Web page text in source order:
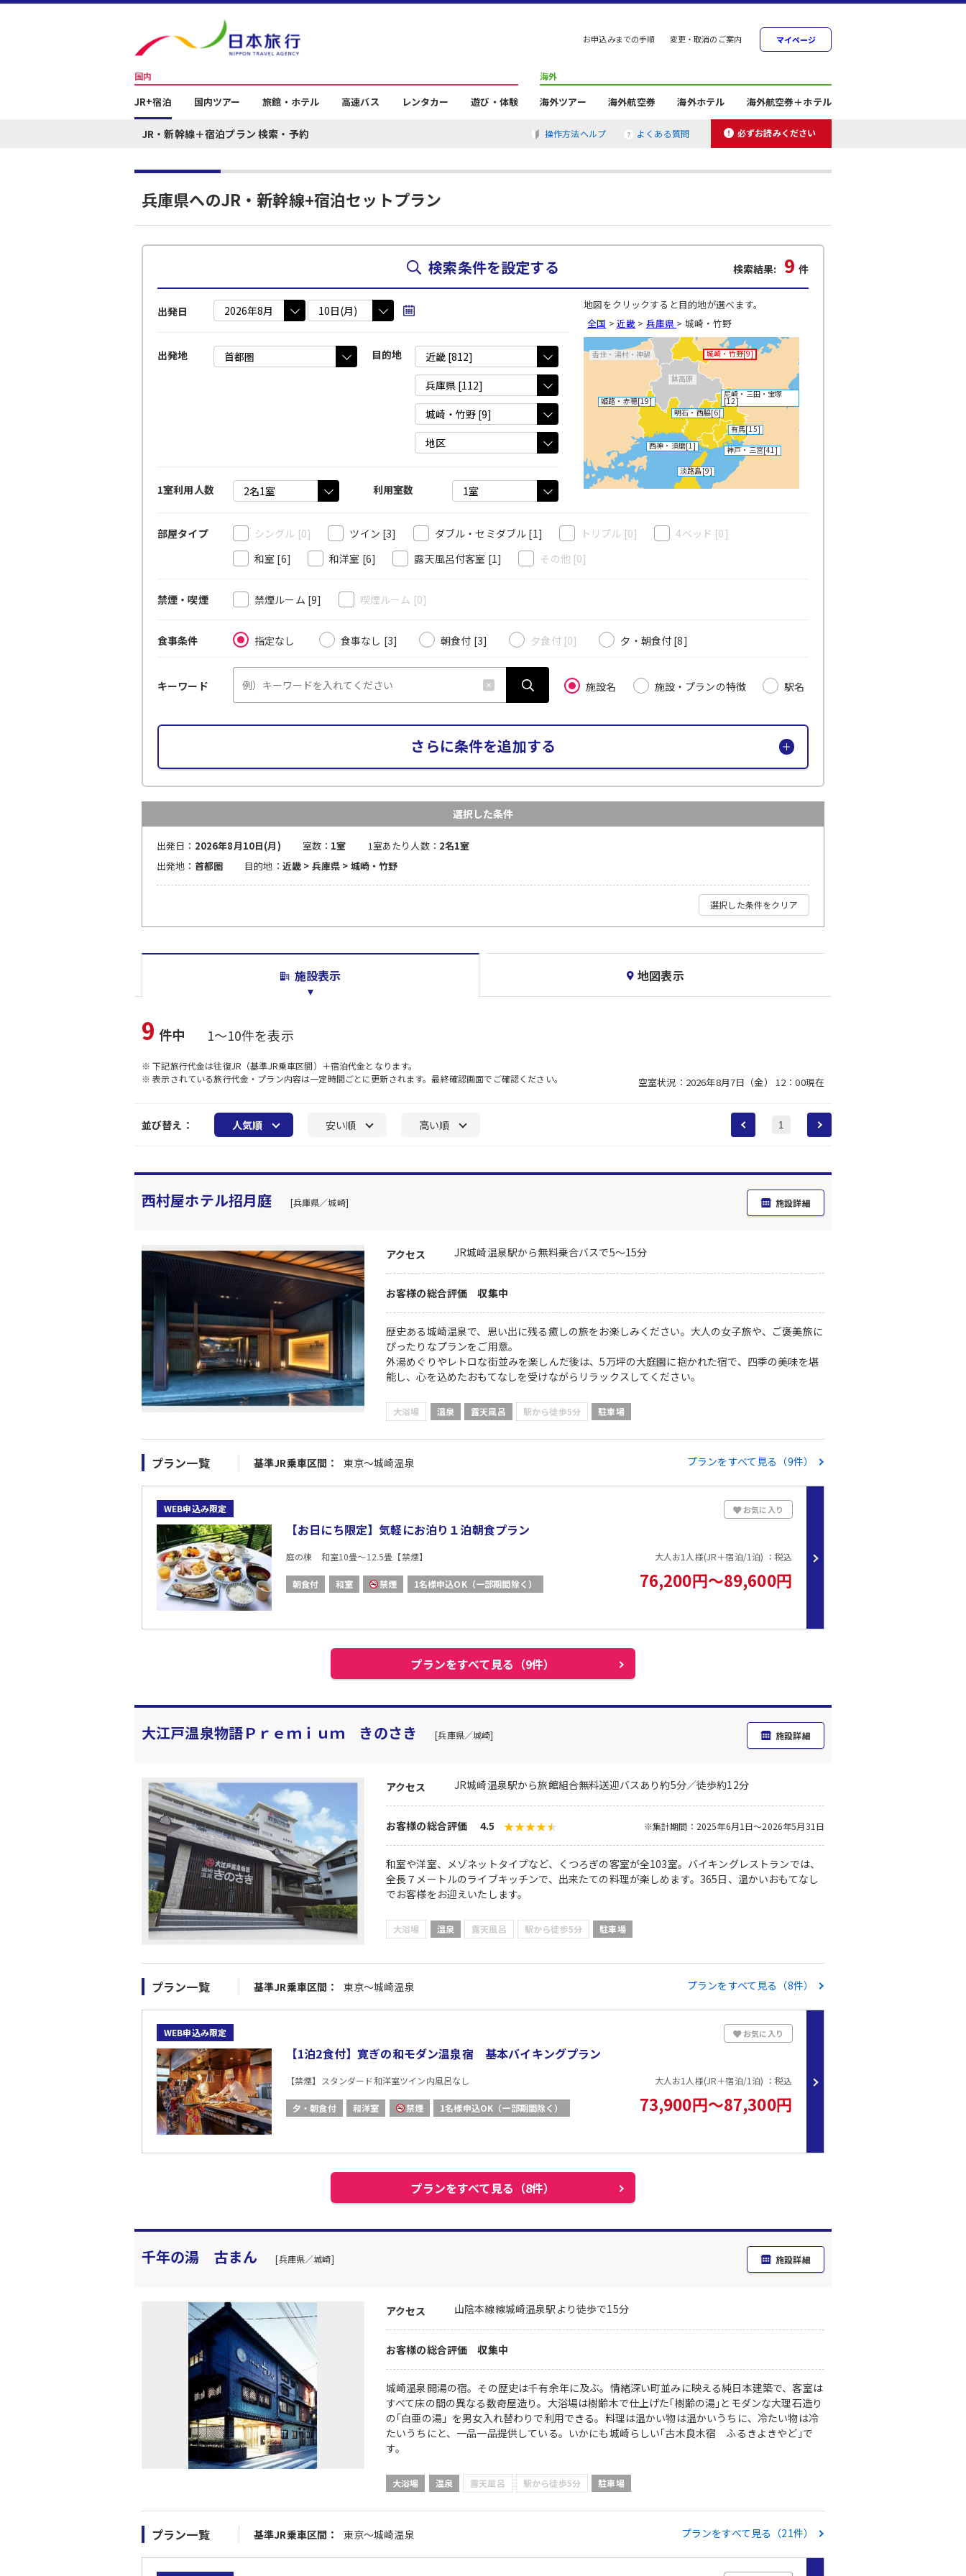
お申込みまでの手順 変更・取消のご案内 マイページ
国内
JR+宿泊 国内ツアー 旅館・ホテル 高速バス レンタカー 遊び・体験
海外
海外ツアー 海外航空券 海外ホテル 海外航空券＋ホテル
JR・新幹線＋宿泊プラン 検索・予約 操作方法ヘルプ よくある質問 必ずお読みください
兵庫県へのJR・新幹線+宿泊セットプラン
検索条件を設定する 検索結果: 9 件
出発日
出発地 目的地
1室利用人数 利用室数
地図をクリックすると目的地が選べます。
全国 > 近畿 > 兵庫県 > 城崎・竹野
香住・湯村・神鍋 城崎・竹野[9]
鉢高原
尼崎・三田・宝塚
[12]
有馬[15]
神戸・三宮[41]
西神・須磨[1]
明石・西脇[6]
姫路・赤穂[19]
淡路島[9]
部屋タイプ シングル [0] ツイン [3] ダブル・セミダブル [1] トリプル [0] 4ベッド [0]
和室 [6] 和洋室 [6] 露天風呂付客室 [1] その他[0]
禁煙・喫煙 禁煙ルーム [9] 喫煙ルーム [0]
食事条件 指定なし 食事なし [3] 朝食付 [3] 夕食付 [0] 夕・朝食付 [8]
キーワード 施設名 施設・プランの特徴 駅名
さらに条件を追加する
選択した条件
出発日： 2026年8月10日(月) 室数： 1室 1室あたり人数： 2名1室
出発地： 首都圏 目的地： 近畿 > 兵庫県 > 城崎・竹野
選択した条件をクリア
施設表示 地図表示
9 件中 1～10件を表示
※ 下記旅行代金は往復JR（基準JR乗車区間）＋宿泊代金となります。
※ 表示されている旅行代金・プラン内容は一定時間ごとに更新されます。最終確認画面でご確認ください。
空室状況：2026年8月7日（金） 12：00現在
並び替え： 人気順 安い順 高い順 1
西村屋ホテル招月庭 [兵庫県／城崎] 施設詳細
アクセス JR城崎温泉駅から無料乗合バスで5～15分
お客様の総合評価 収集中
歴史ある城崎温泉で、思い出に残る癒しの旅をお楽しみください。大人の女子旅や、ご褒美旅に
ぴったりなプランをご用意。
外湯めぐりやレトロな街並みを楽しんだ後は、5万坪の大庭園に抱かれた宿で、四季の美味を堪
能し、心を込めたおもてなしを受けながらリラックスしてください。
大浴場 温泉 露天風呂 駅から徒歩5分 駐車場
プラン一覧 基準JR乗車区間： 東京～城崎温泉 プランをすべて見る（9件）
WEB申込み限定
【お日にち限定】気軽にお泊り１泊朝食プラン
庭の棟 和室10畳〜12.5畳【禁煙】
朝食付 和室 禁煙 1名様申込OK（一部期間除く）
大人お1人様(JR＋宿泊/1泊) ：税込
76,200円～89,600円
お気に入り
プランをすべて見る（9件）
大江戸温泉物語Ｐｒｅｍｉｕｍ きのさき [兵庫県／城崎] 施設詳細
アクセス JR城崎温泉駅から旅館組合無料送迎バスあり約5分／徒歩約12分
お客様の総合評価 4.5 ※集計期間：2025年6月1日～2026年5月31日
和室や洋室、メゾネットタイプなど、くつろぎの客室が全103室。バイキングレストランでは、
全長７メートルのライブキッチンで、出来たての料理が楽しめます。365日、温かいおもてなし
でお客様をお迎えいたします。
大浴場 温泉 露天風呂 駅から徒歩5分 駐車場
プラン一覧 基準JR乗車区間： 東京～城崎温泉 プランをすべて見る（8件）
WEB申込み限定
【1泊2食付】寛ぎの和モダン温泉宿 基本バイキングプラン
【禁煙】スタンダード和洋室ツイン内風呂なし
夕・朝食付 和洋室 禁煙 1名様申込OK（一部期間除く）
大人お1人様(JR＋宿泊/1泊) ：税込
73,900円～87,300円
お気に入り
プランをすべて見る（8件）
千年の湯 古まん [兵庫県／城崎] 施設詳細
アクセス 山陰本線線城崎温泉駅より徒歩で15分
お客様の総合評価 収集中
城崎温泉開湯の宿。その歴史は千有余年に及ぶ。情緒深い町並みに映える純日本建築で、客室は
すべて床の間の異なる数奇屋造り。大浴場は樹齢木で仕上げた｢樹齢の湯｣とモダンな大理石造り
の｢白亜の湯」を男女入れ替わりで利用できる。料理は温かい物は温かいうちに、冷たい物は冷
たいうちにと、一品一品提供している。いかにも城崎らしい｢古木良木宿 ふるきよきやど｣で
す。
大浴場 温泉 露天風呂 駅から徒歩5分 駐車場
プラン一覧 基準JR乗車区間： 東京～城崎温泉 プランをすべて見る（21件）